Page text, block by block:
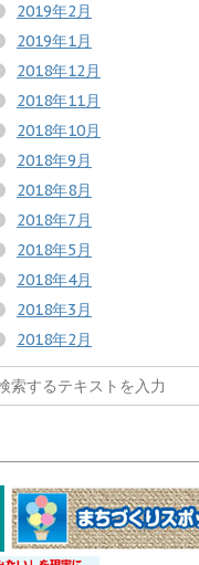
2019年2月
2019年1月
2018年12月
2018年11月
2018年10月
2018年9月
2018年8月
2018年7月
2018年5月
2018年4月
2018年3月
2018年2月